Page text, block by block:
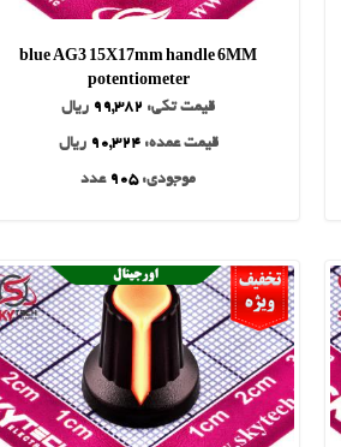
blue AG3 15X17mm handle 6MM
potentiometer
قیمت تکی: 99,382 ریال
قیمت عمده:90,324 ریال
موجودی:905 عدد